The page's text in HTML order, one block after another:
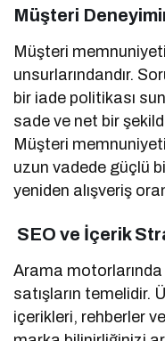
Müşteri
Müşteri
unsurlarındandır.
bir iade politikası
sade ve net bir
Müşteri
uzun vadede güçlü
yeniden alışveriş
SEO ve İçerik
Arama
satışların temelidir.
içerikleri, rehberler